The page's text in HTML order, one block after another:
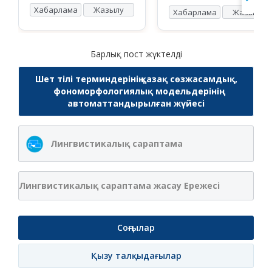
Хабарлама Жазылу
Хабарлама
Жазылу
Барлық пост жүктелді
Шет тілі терминдерінің қазақ сөзжасамдық,
фономорфологиялық модельдерінің
автоматтандырылған жүйесі
Лингвистикалық сараптама
Лингвистикалық сараптама жасау Ережесі
Соңғылар
Қызу талқыдағылар